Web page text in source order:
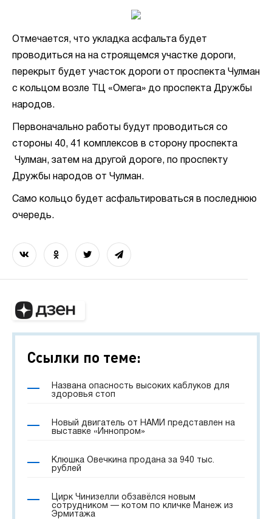
Отмечается, что укладка асфальта будет
проводиться на на строящемся участке дороги,
перекрыт будет участок дороги от проспекта Чулман
с кольцом возле ТЦ «Омега» до проспекта Дружбы
народов.
Первоначально работы будут проводиться со
стороны 40, 41 комплексов в сторону проспекта
Чулман, затем на другой дороге, по проспекту
Дружбы народов от Чулман.
Само кольцо будет асфальтироваться в последнюю
очередь.
Ссылки по теме:
Названа опасность высоких каблуков для
здоровья стоп
Новый двигатель от НАМИ представлен на
выставке «Иннопром»
Клюшка Овечкина продана за 940 тыс.
рублей
Цирк Чинизелли обзавёлся новым
сотрудником — котом по кличке Манеж из
Эрмитажа